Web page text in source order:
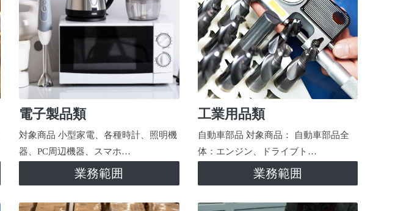
電子製品類
対象商品 小型家電、各種時計、照明機
器、PC周辺機器、スマホ…
業務範囲
工業用品類
自動車部品 対象商品： 自動車部品全
体：エンジン、ドライブト…
業務範囲